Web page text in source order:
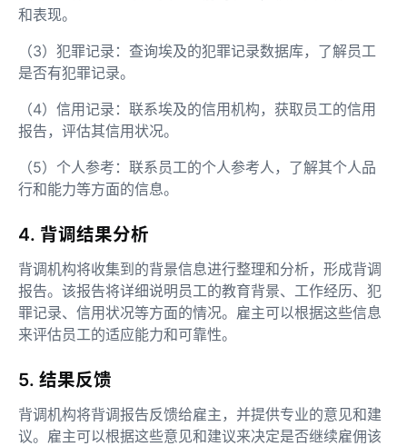
和表现。
（3）犯罪记录：查询埃及的犯罪记录数据库，了解员工
是否有犯罪记录。
（4）信用记录：联系埃及的信用机构，获取员工的信用
报告，评估其信用状况。
（5）个人参考：联系员工的个人参考人，了解其个人品
行和能力等方面的信息。
4. 背调结果分析
背调机构将收集到的背景信息进行整理和分析，形成背调
报告。该报告将详细说明员工的教育背景、工作经历、犯
罪记录、信用状况等方面的情况。雇主可以根据这些信息
来评估员工的适应能力和可靠性。
5. 结果反馈
背调机构将背调报告反馈给雇主，并提供专业的意见和建
议。雇主可以根据这些意见和建议来决定是否继续雇佣该